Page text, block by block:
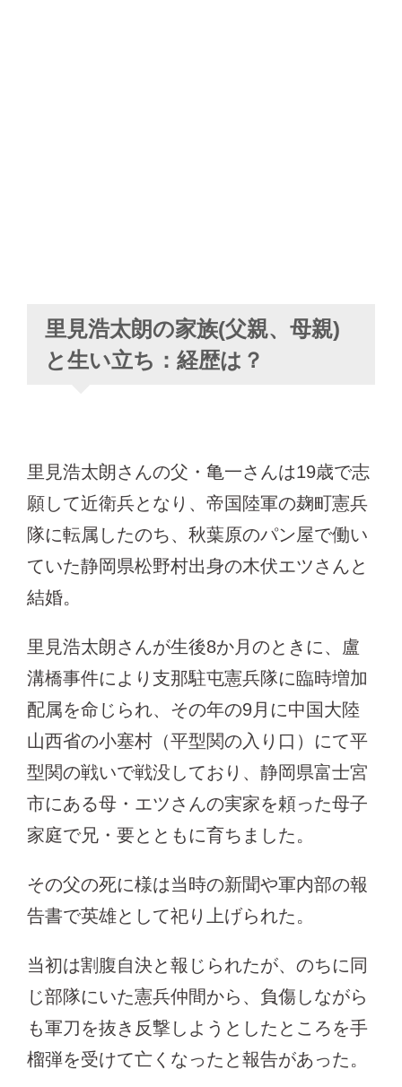
里見浩太朗の家族(父親、母親)
と生い立ち：経歴は？
里見浩太朗さんの父・亀一さんは19歳で志
願して近衛兵となり、帝国陸軍の麹町憲兵
隊に転属したのち、秋葉原のパン屋で働い
ていた静岡県松野村出身の木伏エツさんと
結婚。
里見浩太朗さんが生後8か月のときに、盧
溝橋事件により支那駐屯憲兵隊に臨時増加
配属を命じられ、その年の9月に中国大陸
山西省の小塞村（平型関の入り口）にて平
型関の戦いで戦没しており、静岡県富士宮
市にある母・エツさんの実家を頼った母子
家庭で兄・要とともに育ちました。
その父の死に様は当時の新聞や軍内部の報
告書で英雄として祀り上げられた。
当初は割腹自決と報じられたが、のちに同
じ部隊にいた憲兵仲間から、負傷しながら
も軍刀を抜き反撃しようとしたところを手
榴弾を受けて亡くなったと報告があった。